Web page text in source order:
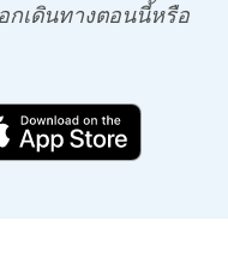
กเดินทางตอนนี้หรือ